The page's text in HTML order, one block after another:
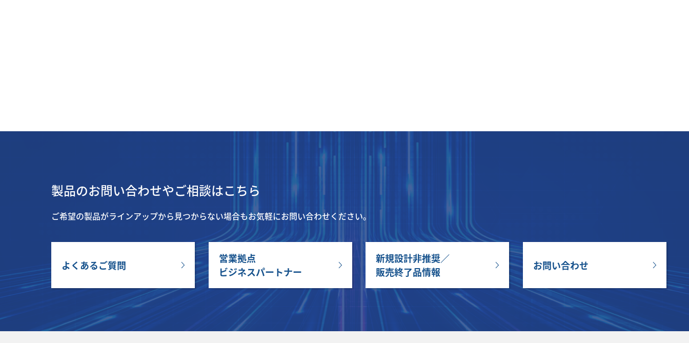
製品のお問い合わせやご相談はこちら
ご希望の製品がラインアップから見つからない場合もお気軽にお問い合わせください。
よくあるご質問
営業拠点
ビジネスパートナー
新規設計非推奨／
販売終了品情報
お問い合わせ